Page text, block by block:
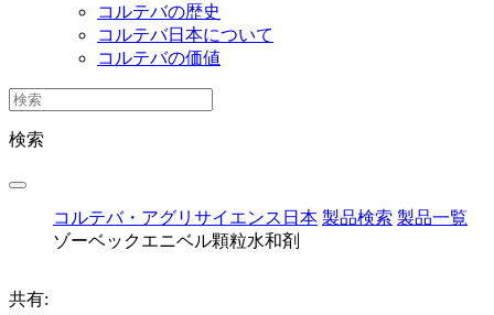
コルテバの歴史
コルテバ日本について
コルテバの価値
検索
コルテバ・アグリサイエンス日本 製品検索 製品一覧
ゾーベックエニベル顆粒水和剤
共有: